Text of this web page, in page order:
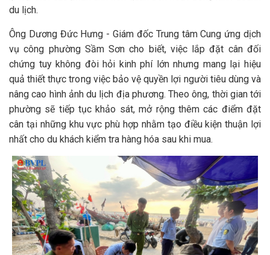
du lịch.
Ông Dương Đức Hưng - Giám đốc Trung tâm Cung ứng dịch
vụ công phường Sầm Sơn cho biết, việc lắp đặt cân đối
chứng tuy không đòi hỏi kinh phí lớn nhưng mang lại hiệu
quả thiết thực trong việc bảo vệ quyền lợi người tiêu dùng và
nâng cao hình ảnh du lịch địa phương. Theo ông, thời gian tới
phường sẽ tiếp tục khảo sát, mở rộng thêm các điểm đặt
cân tại những khu vực phù hợp nhằm tạo điều kiện thuận lợi
nhất cho du khách kiểm tra hàng hóa sau khi mua.